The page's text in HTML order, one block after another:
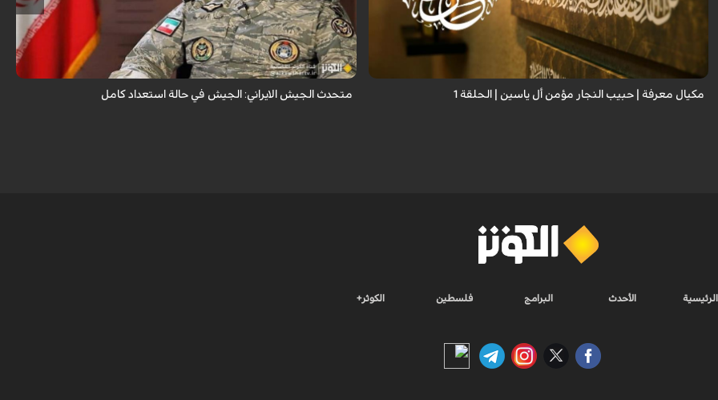
مكيال معرفة | حبيب النجار مؤمن أل ياسين | الحلقة 1
قال المتحدث باسم الجيش الإيراني العميد محمد اكرمي نيا إن جيش الجمهورية
الإسلامية الإيرانية في حالة استعداد تام.
متحدث الجيش الايراني: الجيش في حالة استعداد كامل
الرئيسية الأحدث البرامج فلسطين الكوثر+